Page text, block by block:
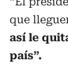
que
así le
país”.